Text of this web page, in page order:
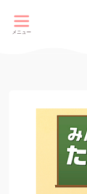
メニュー